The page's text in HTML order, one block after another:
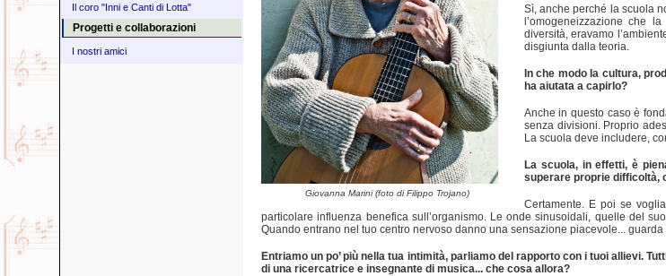
Il coro "Inni e Canti di Lotta"
Progetti e collaborazioni
I nostri amici
Giovanna Marini (foto di Filippo Trojano)
Sì, anche perché la scuola
l’omogeneizzazione che
diversità, eravamo
disgiunta dalla teoria.
In che modo la cultura,
ha aiutata a capirlo?
Anche in questo caso è
senza divisioni. Proprio
La scuola deve includere,
La scuola, in effetti, è
superare proprie difficoltà,
Certamente. E poi se
particolare influenza benefica sull’organismo. Le onde sinusoidali, quelle del
Quando entrano nel tuo centro nervoso danno una sensazione piacevole...
Entriamo un po’ più nella tua intimità, parliamo del rapporto con i tuoi allievi.
di una ricercatrice e insegnante di musica... che cosa allora?